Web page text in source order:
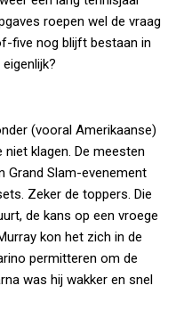
roepen wel de vraag
five nog blijft bestaan in
(vooral Amerikaanse)
klagen. De meesten
Grand Slam-evenement
Zeker de toppers. Die
de kans op een vroege
kon het zich in de
permitteren om de
was hij wakker en snel